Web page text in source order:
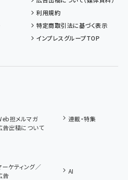
利用規約
特定商取引法に基づく表示
インプレスグループTOP
担メルマガ
連載・特集
告出稿について
ーケティング／
告
AI